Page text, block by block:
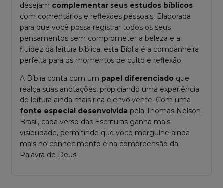
desejam complementar seus estudos bíblicos
com comentários e reflexões pessoais. Elaborada
para que você possa registrar todos os seus
pensamentos sem comprometer a beleza e a
fluidez da leitura bíblica, esta Bíblia é a companheira
perfeita para os momentos de culto e reflexão.
A Bíblia conta com um papel diferenciado que
realça suas anotações, propiciando uma experiência
de leitura ainda mais rica e envolvente. Com uma
fonte especial desenvolvida pela Thomas Nelson
Brasil, cada verso das Escrituras ganha mais
visibilidade, permitindo que você mergulhe ainda
mais no conhecimento e na compreensão da
Palavra de Deus.